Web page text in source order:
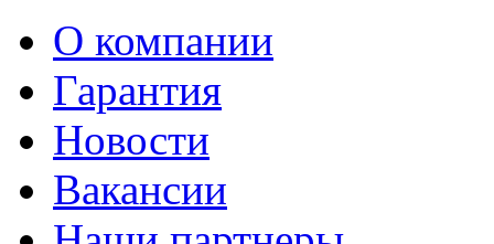
О компании
Гарантия
Новости
Вакансии